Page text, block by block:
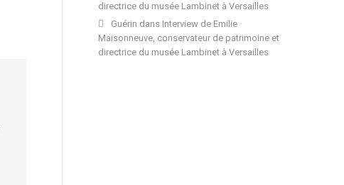
directrice du musée Lambinet à Versailles
Guérin dans Interview de Emilie
Maisonneuve, conservateur de patrimoine et
directrice du musée Lambinet à Versailles